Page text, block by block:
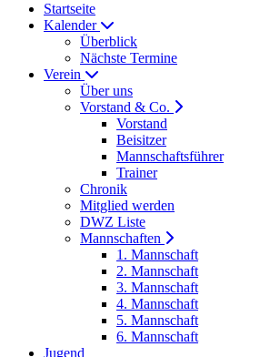
Startseite
Kalender
Überblick
Nächste Termine
Verein
Über uns
Vorstand & Co.
Vorstand
Beisitzer
Mannschaftsführer
Trainer
Chronik
Mitglied werden
DWZ Liste
Mannschaften
1. Mannschaft
2. Mannschaft
3. Mannschaft
4. Mannschaft
5. Mannschaft
6. Mannschaft
Jugend